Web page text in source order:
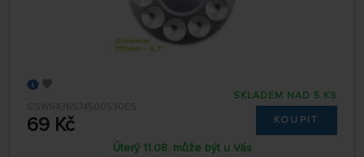
GSW8436574500530ES
69 Kč
SKLADEM NAD 5 KS
KOUPIT
Úterý 11.08. může být u Vás